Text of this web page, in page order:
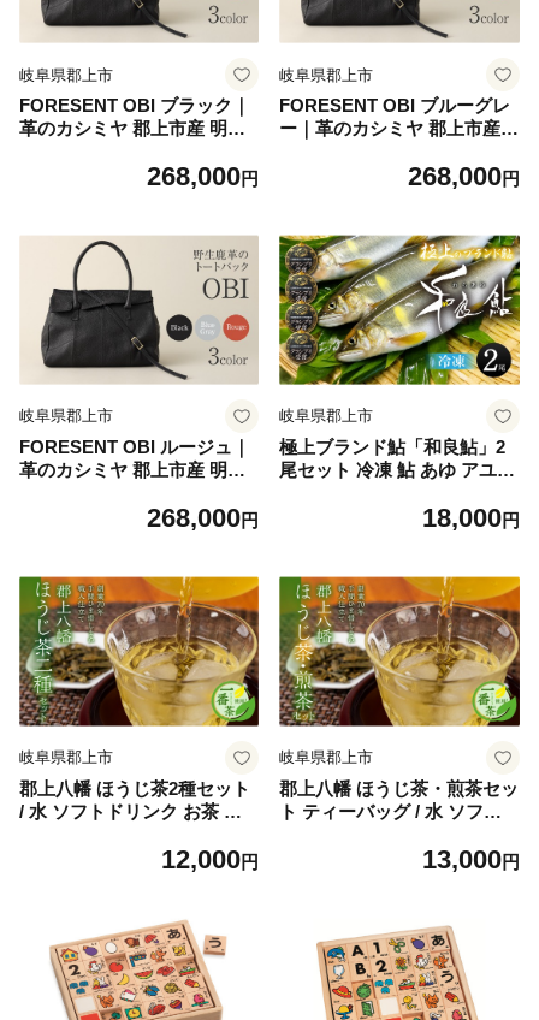
岐阜県郡上市
FORESENT OBI ブラック｜
革のカシミヤ 郡上市産 明宝
AYレディースバッグ 鹿革
268,000円
岐阜県郡上市
FORESENT OBI ブルーグレ
ー｜革のカシミヤ 郡上市産
2WAYレディースバッグ 鹿革
268,000円
岐阜県郡上市
FORESENT OBI ルージュ｜
革のカシミヤ 郡上市産 明宝
AYレディースバッグ 鹿革
268,000円
岐阜県郡上市
極上ブランド鮎「和良鮎」2
尾セット 冷凍 鮎 あゆ アユ
贈答 ブランド 貴重 希少 ギフ
大 サイズ 尾数 セット 詰め合
わせ 選べる 岐阜県 郡上市
18,000円
岐阜県郡上市
郡上八幡 ほうじ茶2種セット
/ 水 ソフトドリンク お茶 紅
田中茶舗 水出し可 国産茶
12,000円
岐阜県郡上市
郡上八幡 ほうじ茶・煎茶セッ
ト ティーバッグ / 水 ソフト
ーバッグ 日本茶 田中茶舗 水
13,000円